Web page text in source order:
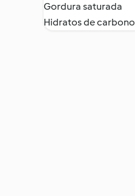
Gordura saturada
Hidratos de carbono